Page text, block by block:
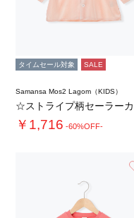
タイムセール対象 SALE
Samansa Mos2 Lagom（KIDS）
￥1,716 -60%OFF-